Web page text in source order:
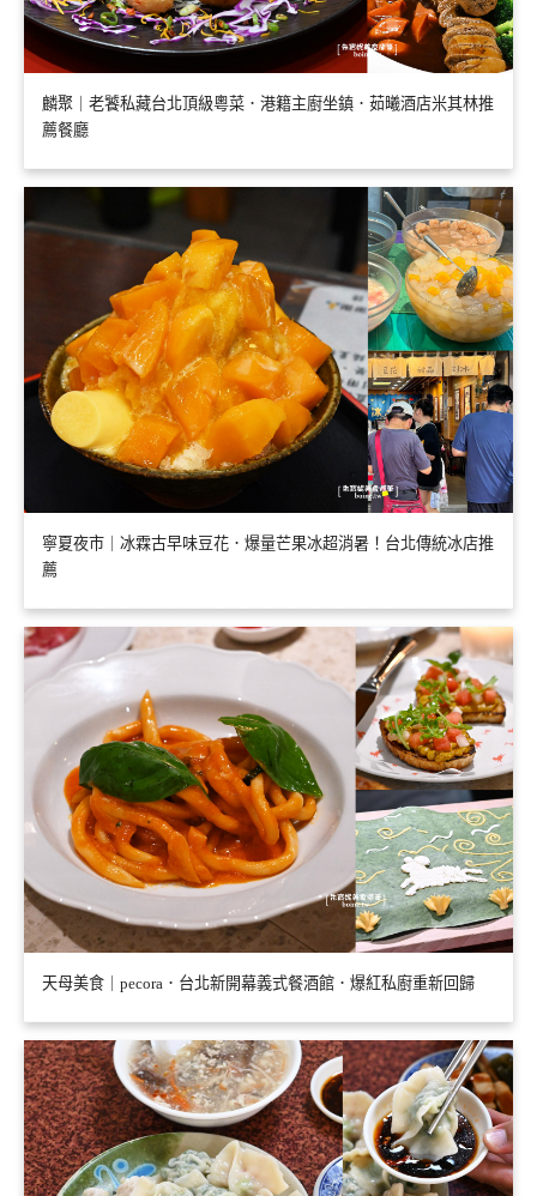
麟聚｜老饕私藏台北頂級粵菜．港籍主廚坐鎮．茹曦酒店米其林推
薦餐廳
寧夏夜市｜冰霖古早味豆花．爆量芒果冰超消暑！台北傳統冰店推
薦
天母美食｜pecora．台北新開幕義式餐酒館．爆紅私廚重新回歸